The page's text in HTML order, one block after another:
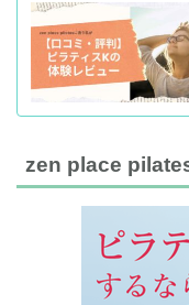
zen place pilates